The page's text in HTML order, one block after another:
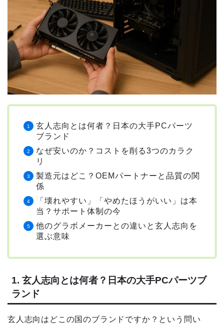
玄人志向とは何者？日本の大手PCパーツ
ブランド
なぜ安いのか？コストを削る3つのカラク
リ
製造元はどこ？OEMパートナーと品質の関
係
「壊れやすい」「やめたほうがいい」は本
当？サポート体制の今
他のグラボメーカーとの違いと玄人志向を
選ぶ意味
1. 玄人志向とは何者？日本の大手PCパーツブ
ランド
玄人志向はどこの国のブランドですか？という問い